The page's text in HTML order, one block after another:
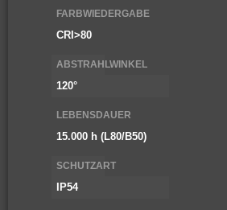
FARBWIEDERGABE
CRI>80
ABSTRAHLWINKEL
120°
LEBENSDAUER
15.000 h (L80/B50)
SCHUTZART
IP54